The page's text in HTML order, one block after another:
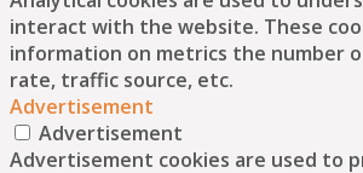
interact with the website. These
information on metrics the number
rate, traffic source, etc.
Advertisement
Advertisement
Advertisement cookies are used to